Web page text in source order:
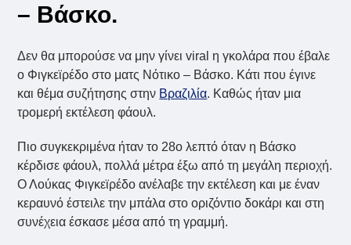
– Βάσκο.
Δεν θα μπορούσε να μην γίνει viral η γκολάρα που έβαλε
ο Φιγκεϊρέδο στο ματς Νότικο – Βάσκο. Κάτι που έγινε
και θέμα συζήτησης στην Βραζιλία. Καθώς ήταν μια
τρομερή εκτέλεση φάουλ.
Πιο συγκεκριμένα ήταν το 28ο λεπτό όταν η Βάσκο
κέρδισε φάουλ, πολλά μέτρα έξω από τη μεγάλη περιοχή.
Ο Λούκας Φιγκεϊρέδο ανέλαβε την εκτέλεση και με έναν
κεραυνό έστειλε την μπάλα στο οριζόντιο δοκάρι και στη
συνέχεια έσκασε μέσα από τη γραμμή.